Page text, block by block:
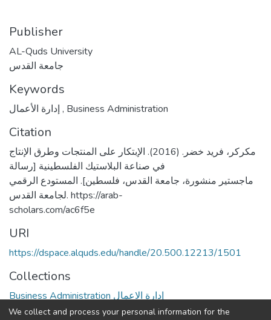
Publisher
AL-Quds University
جامعة القدس
Keywords
, Business Administration
Citation
مكركر، فريد خضر. (2016). الإبتكار على المنتجات وطرق الإنتاج
في صناعة البلاستيك الفلسطينية [رسالة
ماجستير منشورة، جامعة القدس، فلسطين]. المستودع الرقمي
لجامعة القدس. https://arab-
scholars.com/ac6f5e
URI
https://dspace.alquds.edu/handle/20.500.12213/1501
Collections
Business Administration إدارة الاعمال
We collect and process your personal information for the